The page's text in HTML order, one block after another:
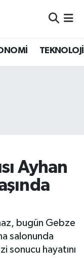
TEKNOLOJİ
Ayhan
bugün Gebze
salonunda
sonucu hayatını